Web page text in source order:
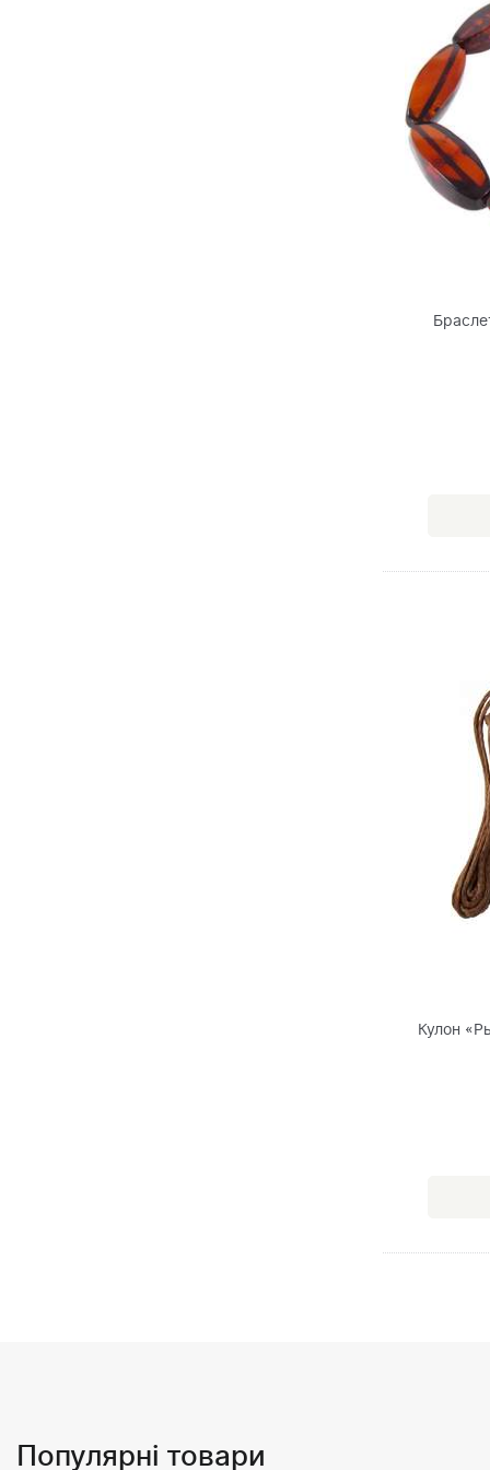
Кулон
Популярні товари